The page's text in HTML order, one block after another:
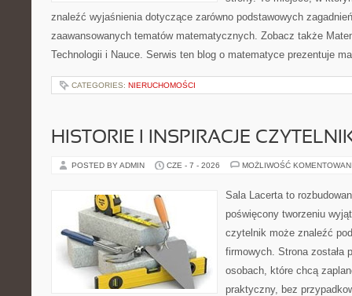
znaleźć wyjaśnienia dotyczące zarówno podstawowych
zaawansowanych tematów matematycznych. Zobacz także
Technologii i Nauce. Serwis ten blog o matematyce prezentuje
CATEGORIES: NIERUCHOMOŚCI
HISTORIE I INSPIRACJE
POSTED BY ADMIN CZE - 7 - 2026 MOŻLIWOŚĆ
Sala Lacerta to
poświęcony tworzeniu
czytelnik może znaleźć
firmowych. Strona została
osobach, które chcą
praktyczny, bez